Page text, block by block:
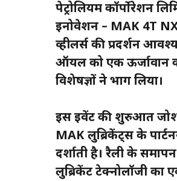
पेट्रोलियम कॉर्पोरेशन
इनोवेशन – MAK 4T
व्हीलर्स की प्रदर्शन
ऑयल को एक ऊर्जावान
विशेषज्ञों ने भाग लिया।
इस इवेंट की शुरुआत जोश
MAK लुब्रिकेंट्स के
दर्शाती है। रैली के
लुब्रिकेंट टेक्नोलॉजी का